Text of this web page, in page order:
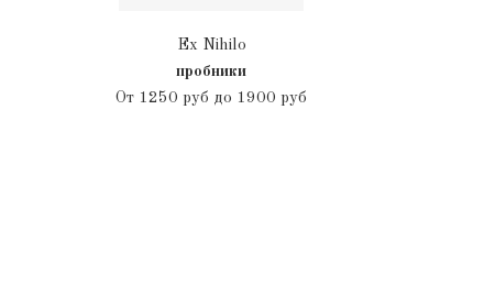
Ex Nihilo
пробники
От 1250 руб до 1900 руб